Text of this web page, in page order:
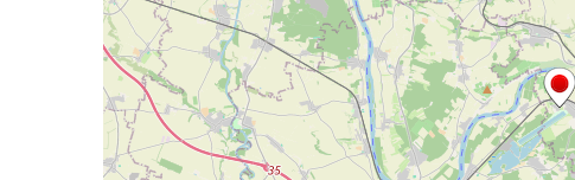
Hrob rodiny Hamerníkovy na hřbitově ve
Velešíně
Hrob rodiny Kohoutovy na hřbitově ve
Velešíně
Hrob Šimona Haláčka na hřbitově v Římově